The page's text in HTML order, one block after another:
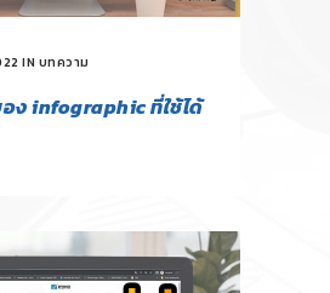
IN บทความ
อง infographic ที่ใช้ได้